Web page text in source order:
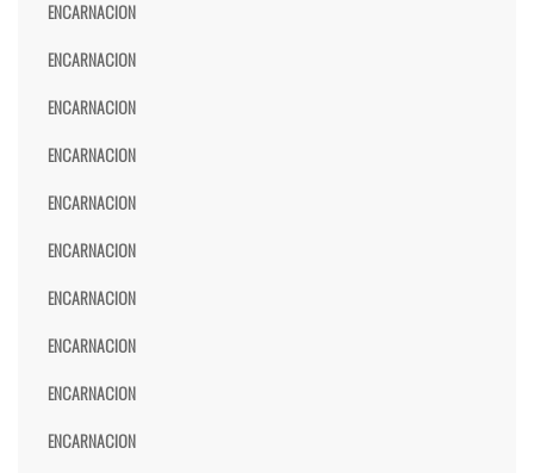
ENCARNACION
ENCARNACION
ENCARNACION
ENCARNACION
ENCARNACION
ENCARNACION
ENCARNACION
ENCARNACION
ENCARNACION
ENCARNACION